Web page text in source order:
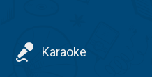
Karaoke